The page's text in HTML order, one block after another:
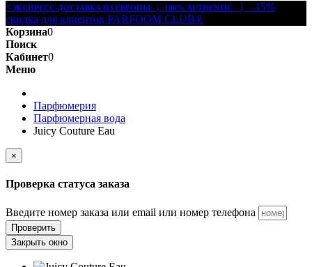
<ЭКСПРЕСС-ДОСТАВКА ИЗ ЕВРОПЫ | 100% AUTHENTIC
| -15%
скидка для клиентов PARFOOM CLUB®
Корзина0
Поиск
Кабинет0
Меню
Парфюмерия
Парфюмерная вода
Juicy Couture Eau
×
Проверка статуса заказа
Введите номер заказа или email или номер телефона
Проверить
Закрыть окно